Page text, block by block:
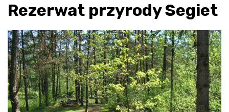
Rezerwat przyrody Segiet